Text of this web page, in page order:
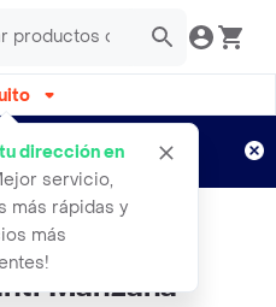
dirección en
servicio,
más rápidas y
más
semanas
Aplican TyC
Sabor
Manzana